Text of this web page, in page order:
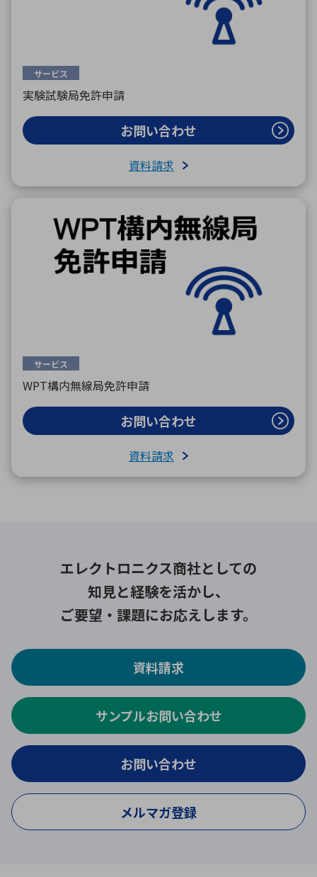
サービス
実験試験局免許申請
お問い合わせ
資料請求
サービス
WPT構内無線局免許申請
お問い合わせ
資料請求
エレクトロニクス商社としての
知見と経験を活かし、
ご要望・課題にお応えします。
資料請求
サンプルお問い合わせ
お問い合わせ
メルマガ登録